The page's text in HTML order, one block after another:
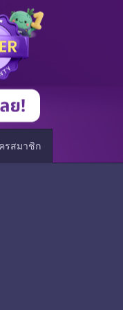
รสมาชิก